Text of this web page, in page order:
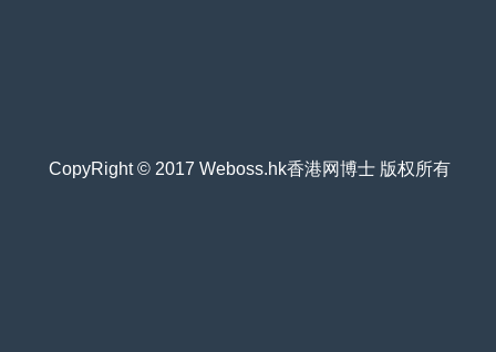
CopyRight © 2017 Weboss.hk香港网博士 版权所有